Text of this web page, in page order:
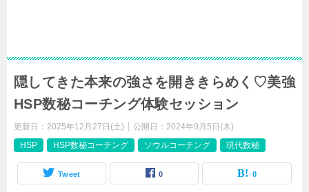
隠してきた本来の強さを開ききらめく♡美強
HSP数秘コーチング体験セッション
更新日： 2025年12月27日(土) 公開日： 2024年9月5日(木)
HSP
HSP数秘コーチング ソウルコーチング 現代数秘
Tweet 0 0